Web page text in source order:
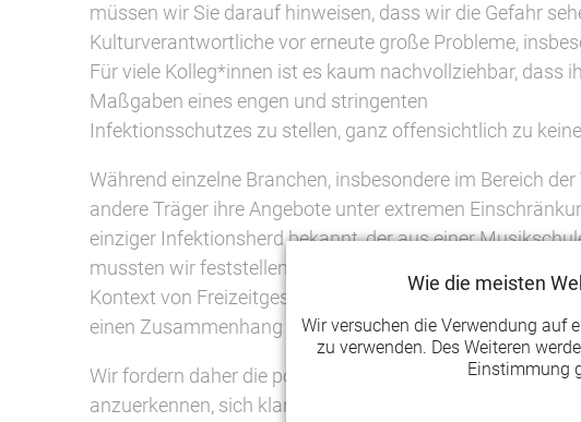
müssen wir Sie darauf hinweisen, dass wir die Gefahr
Kulturverantwortliche vor erneute große Probleme,
Für viele Kolleg*innen ist es kaum nachvollziehbar, dass
Maßgaben eines engen und stringenten
Infektionsschutzes zu stellen, ganz offensichtlich zu
Während einzelne Branchen, insbesondere im Bereich
andere Träger ihre Angebote unter extremen
einziger Infektionsherd bekannt, der aus einer
mussten wir feststellen, dass in der gestrigen
Kontext von Freizeitgestaltung, Vergnügung und in
einen Zusammenhang der Verzichtbarkeit gebracht
Wir fordern daher die politisch Verantwortlichen des
anzuerkennen, sich klar und deutlich zur Teilhabe- und
Wie die meisten
Wir versuchen die Verwendung auf
zu verwenden. Des Weiteren
Einstimmung